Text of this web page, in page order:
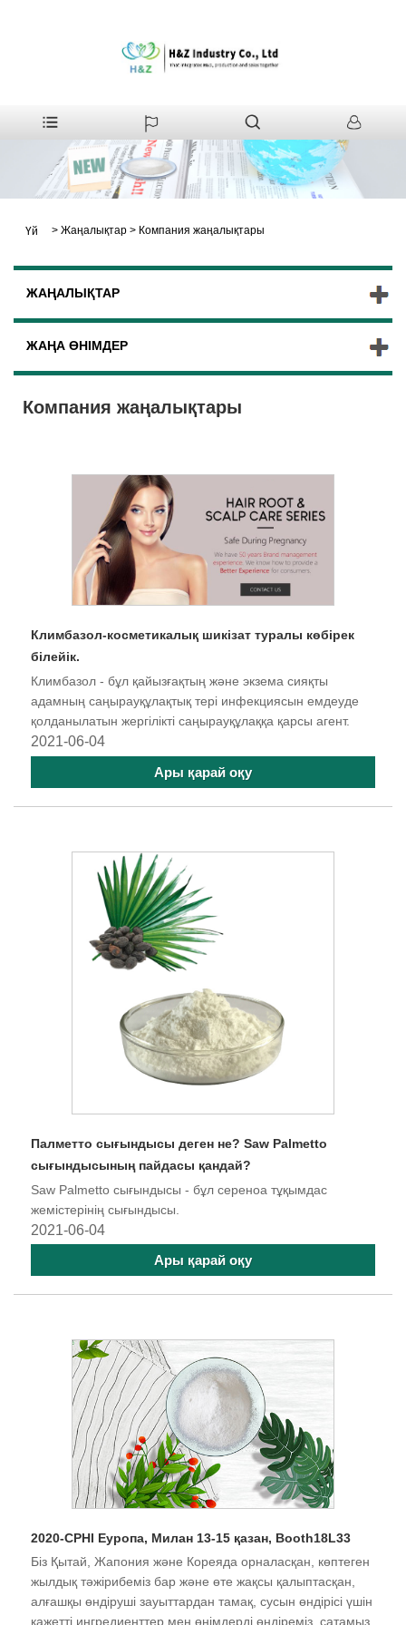
Үй > Жаңалықтар > Компания жаңалықтары
ЖАҢАЛЫҚТАР
ЖАҢА ӨНІМДЕР
Компания жаңалықтары
Климбазол-косметикалық шикізат туралы көбірек
білейік.
Климбазол - бұл қайызғақтың және экзема сияқты
адамның саңырауқұлақтық тері инфекциясын емдеуде
қолданылатын жергілікті саңырауқұлаққа қарсы агент.
2021-06-04
Ары қарай оқу
Палметто сығындысы деген не? Saw Palmetto
сығындысының пайдасы қандай?
Saw Palmetto сығындысы - бұл сереноа тұқымдас
жемістерінің сығындысы.
2021-06-04
Ары қарай оқу
2020-CPHI Еуропа, Милан 13-15 қазан, Booth18L33
Біз Қытай, Жапония және Кореяда орналасқан, көптеген
жылдық тәжірибеміз бар және өте жақсы қалыптасқан,
алғашқы өндіруші зауыттардан тамақ, сусын өндірісі үшін
қажетті ингредиенттер мен өнімдерді өндіреміз, сатамыз